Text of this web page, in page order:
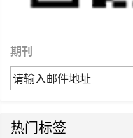
期刊
热门标签